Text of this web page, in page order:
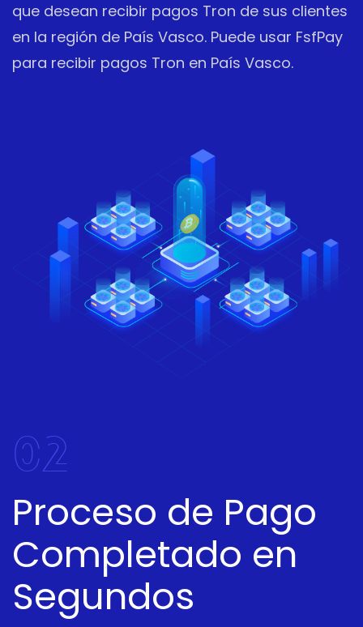
que desean recibir pagos Tron de sus clientes
en la región de País Vasco. Puede usar FsfPay
para recibir pagos Tron en País Vasco.
02
Proceso de Pago
Completado en
Segundos